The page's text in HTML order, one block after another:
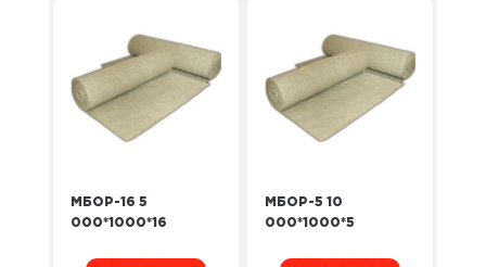
МБОР-16 5
000*1000*16
МБОР-5 10
000*1000*5